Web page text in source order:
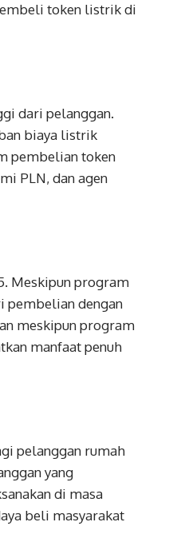
token listrik di
dari pelanggan.
biaya listrik
pembelian token
PLN, dan agen
Meskipun program
pembelian dengan
meskipun program
manfaat penuh
pelanggan rumah
yang
di masa
beli masyarakat